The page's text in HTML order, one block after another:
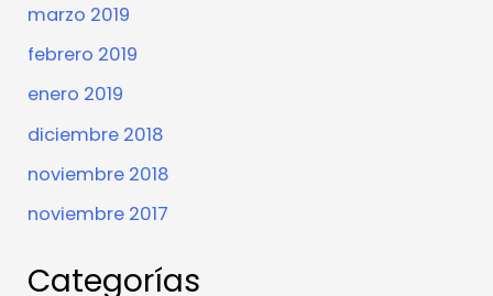
marzo 2019
febrero 2019
enero 2019
diciembre 2018
noviembre 2018
noviembre 2017
Categorías